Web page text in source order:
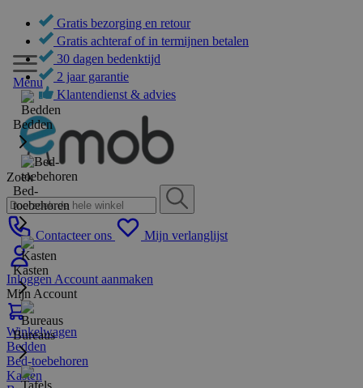
Gratis bezorging en retour
Gratis achteraf of in termijnen betalen
30 dagen bedenktijd
2 jaar garantie
Klantendienst & advies
Zoek
Contacteer ons Mijn verlanglijst
Inloggen Account aanmaken
Mijn Account
Winkelwagen
Menu
Bedden
Bed-
toebehoren
Kasten
Bureaus
Bedden
Bed-toebehoren
Kasten